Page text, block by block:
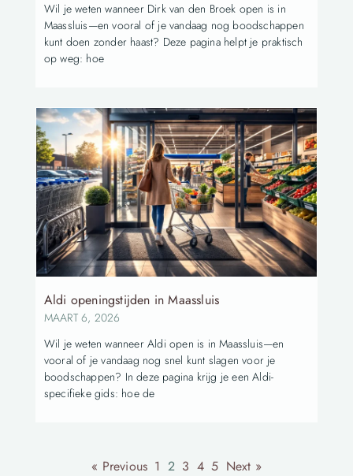
Wil je weten wanneer Dirk van den Broek open is in
Maassluis—en vooral of je vandaag nog boodschappen
kunt doen zonder haast? Deze pagina helpt je praktisch
op weg: hoe
Aldi openingstijden in Maassluis
MAART 6, 2026
Wil je weten wanneer Aldi open is in Maassluis—en
vooral of je vandaag nog snel kunt slagen voor je
boodschappen? In deze pagina krijg je een Aldi-
specifieke gids: hoe de
« Previous 1 2 3 4 5 Next »